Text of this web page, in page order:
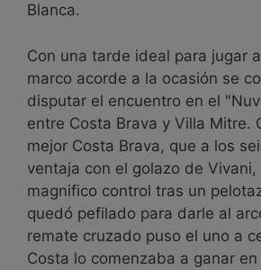
Blanca.
Con una tarde ideal para jugar
marco acorde a la ocasión se
disputar el encuentro en el
entre Costa Brava y Villa Mitre.
mejor Costa Brava, que a los
ventaja con el golazo de Vivani,
magnifico control tras un
quedó pefilado para darle al
remate cruzado puso el uno a
Costa lo comenzaba a ganar